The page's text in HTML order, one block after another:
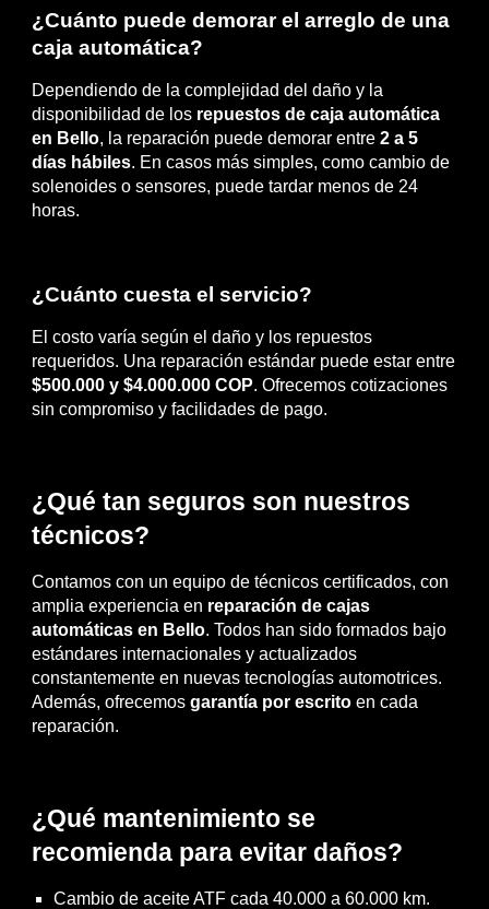
¿Cuánto puede demorar el arreglo de una
caja automática?
Dependiendo de la complejidad del daño y la
disponibilidad de los repuestos de caja automática
en Bello, la reparación puede demorar entre2 a 5
días hábiles. En casos más simples, como cambio de
solenoides o sensores, puede tardar menos de 24
horas.
¿Cuánto cuesta el servicio?
El costo varía según el daño y los repuestos
requeridos. Una reparación estándar puede estar entre
$500.000 y $4.000.000 COP. Ofrecemos cotizaciones
sin compromiso y facilidades de pago.
¿Qué tan seguros son nuestros
técnicos?
Contamos con un equipo de técnicos certificados, con
amplia experiencia en reparación de cajas
automáticas en Bello. Todos han sido formados bajo
estándares internacionales y actualizados
constantemente en nuevas tecnologías automotrices.
Además, ofrecemosgarantía por escrito en cada
reparación.
¿Qué mantenimiento se
recomienda para evitar daños?
Cambio de aceite ATF cada 40.000 a 60.000 km.